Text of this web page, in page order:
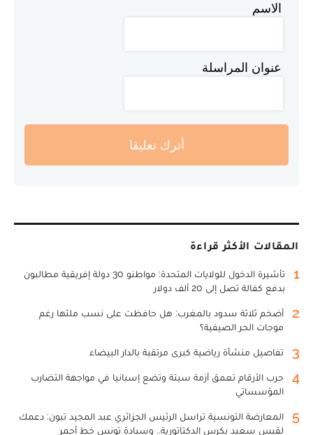
الاسم
عنوان المراسلة
أترك تعليقا
المقالات الأكثر قراءة
1
تأشيرة الدخول للولايات المتحدة: مواطنو 30 دولة إفريقية مطالبون
بدفع كفالة تصل إلى 20 ألف دولار
2
أضخم ثلاثة سدود بالمغرب: هل حافظت على نسب ملئها رغم
موجات الحر الصيفية؟
3 تفاصيل منشأة رياضية كبرى مرتقبة بالدار البيضاء
4
حرب الأرقام تعمق أزمة سبتة وتضع إسبانيا في مواجهة التضارب
المؤسساتي
5
المعارضة التونسية تراسل الرئيس الجزائري عبد المجيد تبون: دعمك
لقيس سعيد يكرس الدكتاتورية.. وسيادة تونس خط أحمر